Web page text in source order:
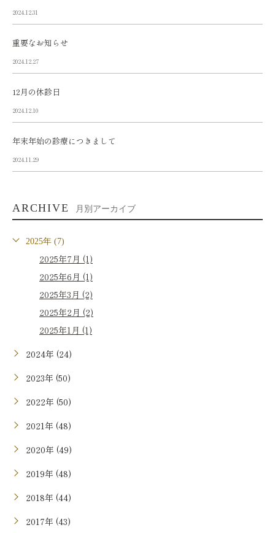
2024.12.31
重要なお知らせ
2024.12.27
12月の休診日
2024.12.10
年末年始の診療につきまして
2024.11.29
ARCHIVE 月別アーカイブ
2025年 (7)
2025年7月 (1)
2025年6月 (1)
2025年3月 (2)
2025年2月 (2)
2025年1月 (1)
2024年 (24)
2023年 (50)
2022年 (50)
2021年 (48)
2020年 (49)
2019年 (48)
2018年 (44)
2017年 (43)